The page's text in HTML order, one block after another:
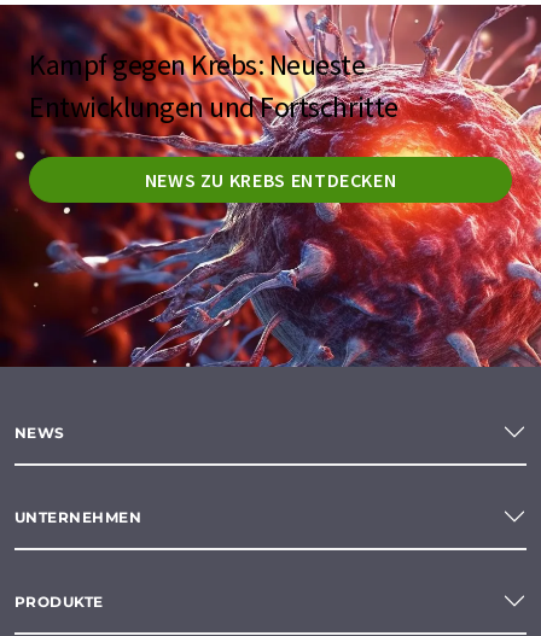
Kampf gegen Krebs: Neueste
Entwicklungen und Fortschritte
NEWS ZU KREBS ENTDECKEN
NEWS
UNTERNEHMEN
PRODUKTE